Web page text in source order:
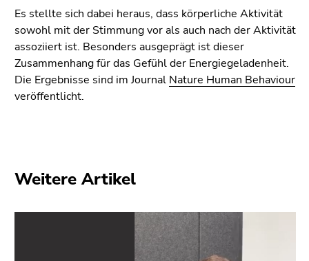
(Zugriffstaste
5)
Zu
den
Seiteneinstellungen
(Benutzer/Sprache)
(Zugriffstaste
Es stellte sich dabei heraus, dass körperliche Aktivität
sowohl mit der Stimmung vor als auch nach der Aktivität
assoziiert ist. Besonders ausgeprägt ist dieser
Zusammenhang für das Gefühl der Energiegeladenheit.
Die Ergebnisse sind im Journal Nature Human Behaviour
veröffentlicht.
Weitere Artikel